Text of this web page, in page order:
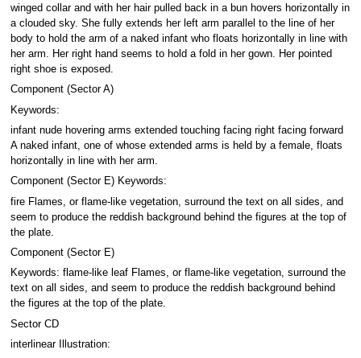
winged collar and with her hair pulled back in a bun hovers horizontally in
a clouded sky. She fully extends her left arm parallel to the line of her
body to hold the arm of a naked infant who floats horizontally in line with
her arm. Her right hand seems to hold a fold in her gown. Her pointed
right shoe is exposed.
Component (Sector A)
Keywords:
infant nude hovering arms extended touching facing right facing forward
A naked infant, one of whose extended arms is held by a female, floats
horizontally in line with her arm.
Component (Sector E) Keywords:
fire Flames, or flame-like vegetation, surround the text on all sides, and
seem to produce the reddish background behind the figures at the top of
the plate.
Component (Sector E)
Keywords: flame-like leaf Flames, or flame-like vegetation, surround the
text on all sides, and seem to produce the reddish background behind
the figures at the top of the plate.
Sector CD
interlinear Illustration: